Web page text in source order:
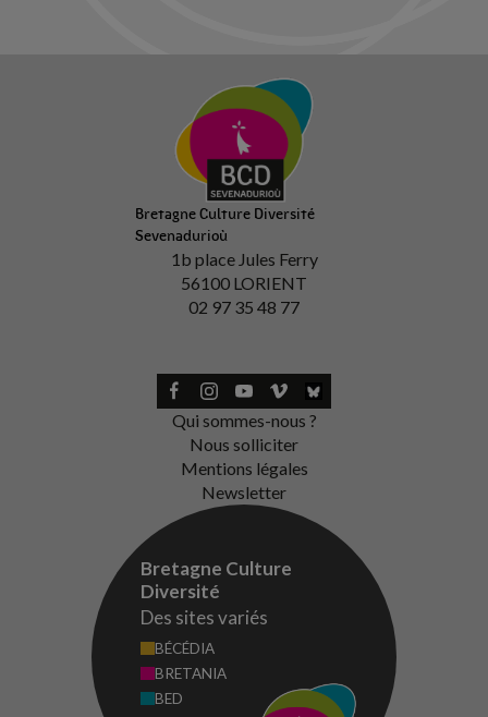
Bretagne Culture Diversité
Sevenadurioù
1b place Jules Ferry
56100 LORIENT
02 97 35 48 77
Qui sommes-nous ?
Nous solliciter
Mentions légales
Newsletter
Bretagne Culture
Diversité
Des sites variés
BÉCÉDIA
BRETANIA
BED